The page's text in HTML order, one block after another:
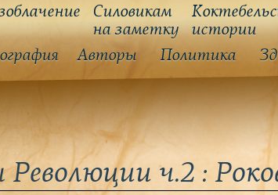
Силовикам
на заметку
истории
Авторы Политика
Революции ч.2 :